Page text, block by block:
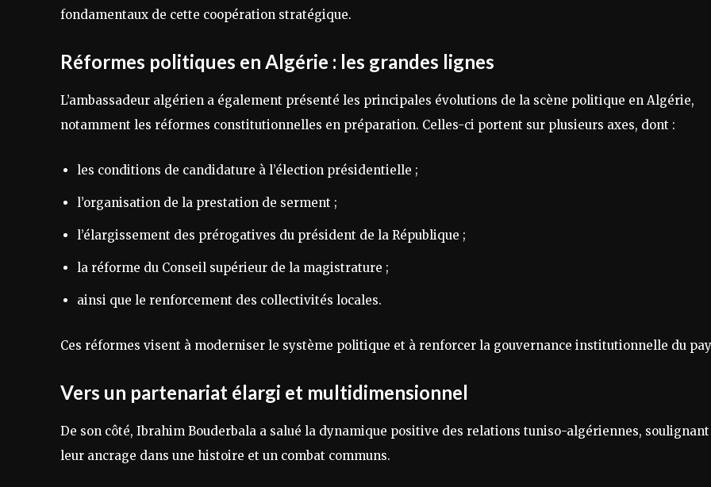
fondamentaux de cette coopération stratégique.
Réformes politiques en Algérie : les grandes lignes
L’ambassadeur algérien a également présenté les principales évolutions de la scène politique en Algérie,
notamment les réformes constitutionnelles en préparation. Celles-ci portent sur plusieurs axes, dont :
les conditions de candidature à l’élection présidentielle ;
l’organisation de la prestation de serment ;
l’élargissement des prérogatives du président de la République ;
la réforme du Conseil supérieur de la magistrature ;
ainsi que le renforcement des collectivités locales.
Ces réformes visent à moderniser le système politique et à renforcer la gouvernance institutionnelle du
Vers un partenariat élargi et multidimensionnel
De son côté, Ibrahim Bouderbala a salué la dynamique positive des relations tuniso-algériennes, soulignant
leur ancrage dans une histoire et un combat communs.